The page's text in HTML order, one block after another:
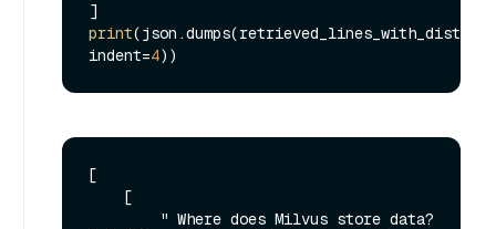
print
indent=4
[